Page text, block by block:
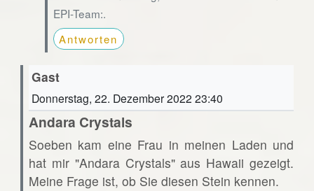
EPI-Team:.
Antworten
Gast
Donnerstag, 22. Dezember 2022 23:40
Andara Crystals
Soeben kam eine Frau in meinen Laden und
hat mir "Andara Crystals" aus Hawaii gezeigt.
Meine Frage ist, ob Sie diesen Stein kennen.